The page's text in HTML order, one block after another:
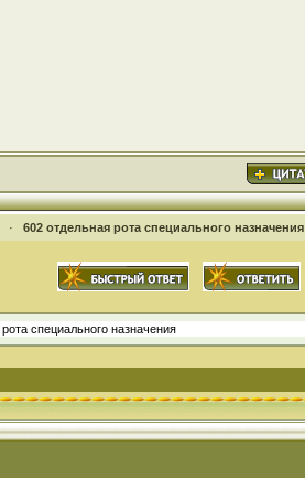
· 602 отдельная рота специального назначения